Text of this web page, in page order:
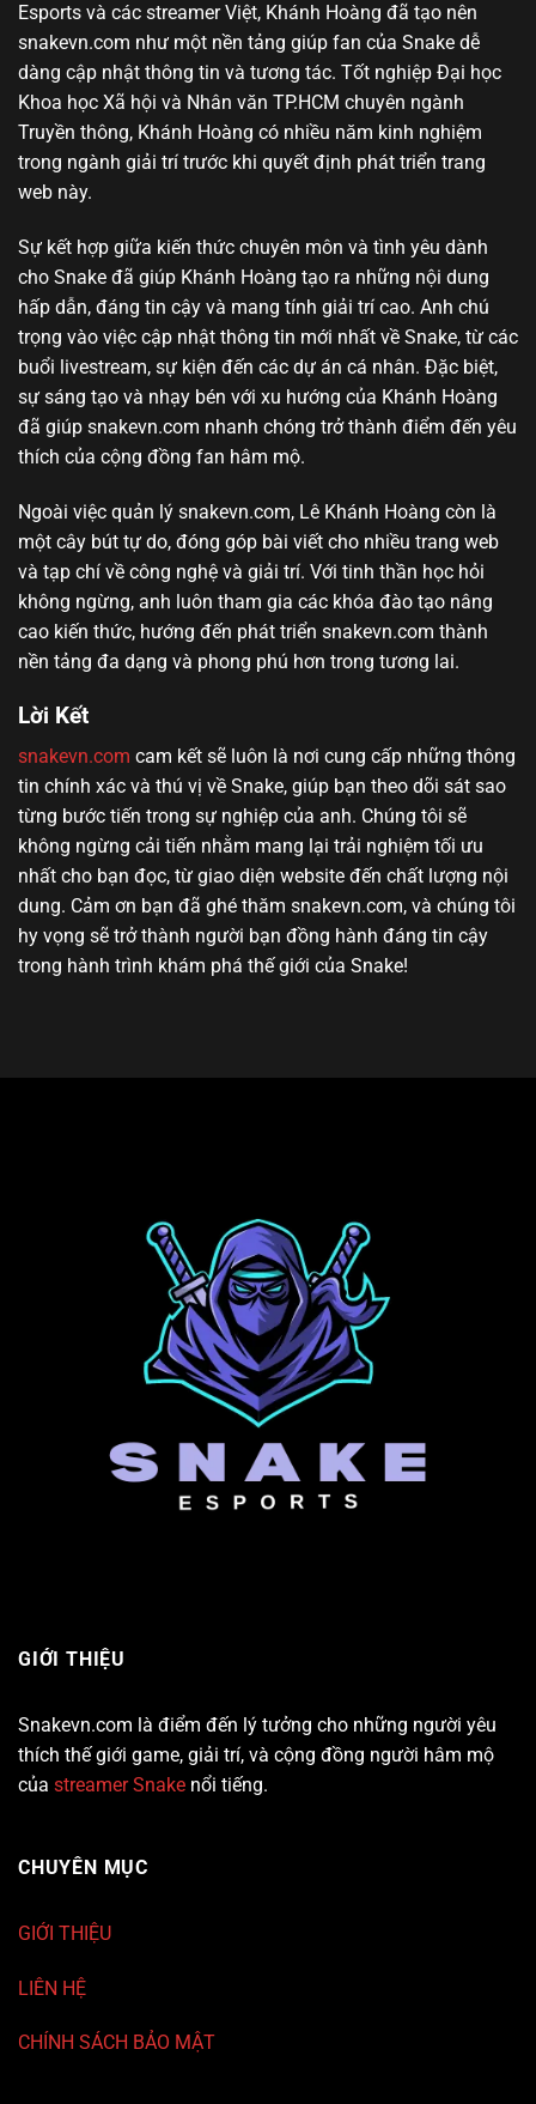
Esports và các streamer Việt, Khánh Hoàng đã tạo nên
snakevn.com như một nền tảng giúp fan của Snake dễ
dàng cập nhật thông tin và tương tác. Tốt nghiệp Đại học
Khoa học Xã hội và Nhân văn TP.HCM chuyên ngành
Truyền thông, Khánh Hoàng có nhiều năm kinh nghiệm
trong ngành giải trí trước khi quyết định phát triển trang
web này.
Sự kết hợp giữa kiến thức chuyên môn và tình yêu dành
cho Snake đã giúp Khánh Hoàng tạo ra những nội dung
hấp dẫn, đáng tin cậy và mang tính giải trí cao. Anh chú
trọng vào việc cập nhật thông tin mới nhất về Snake, từ các
buổi livestream, sự kiện đến các dự án cá nhân. Đặc biệt,
sự sáng tạo và nhạy bén với xu hướng của Khánh Hoàng
đã giúp snakevn.com nhanh chóng trở thành điểm đến yêu
thích của cộng đồng fan hâm mộ.
Ngoài việc quản lý snakevn.com, Lê Khánh Hoàng còn là
một cây bút tự do, đóng góp bài viết cho nhiều trang web
và tạp chí về công nghệ và giải trí. Với tinh thần học hỏi
không ngừng, anh luôn tham gia các khóa đào tạo nâng
cao kiến thức, hướng đến phát triển snakevn.com thành
nền tảng đa dạng và phong phú hơn trong tương lai.
Lời Kết
snakevn.com cam kết sẽ luôn là nơi cung cấp những thông
tin chính xác và thú vị về Snake, giúp bạn theo dõi sát sao
từng bước tiến trong sự nghiệp của anh. Chúng tôi sẽ
không ngừng cải tiến nhằm mang lại trải nghiệm tối ưu
nhất cho bạn đọc, từ giao diện website đến chất lượng nội
dung. Cảm ơn bạn đã ghé thăm snakevn.com, và chúng tôi
hy vọng sẽ trở thành người bạn đồng hành đáng tin cậy
trong hành trình khám phá thế giới của Snake!
GIỚI THIỆU
Snakevn.com là điểm đến lý tưởng cho những người yêu
thích thế giới game, giải trí, và cộng đồng người hâm mộ
của streamer Snake nổi tiếng.
CHUYÊN MỤC
GIỚI THIỆU
LIÊN HỆ
CHÍNH SÁCH BẢO MẬT